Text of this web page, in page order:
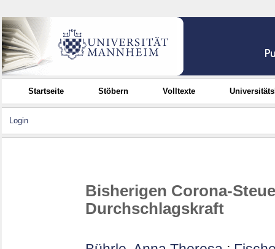
Startseite Stöbern Volltexte
Login
Bisherigen Corona-
Durchschlagskraft